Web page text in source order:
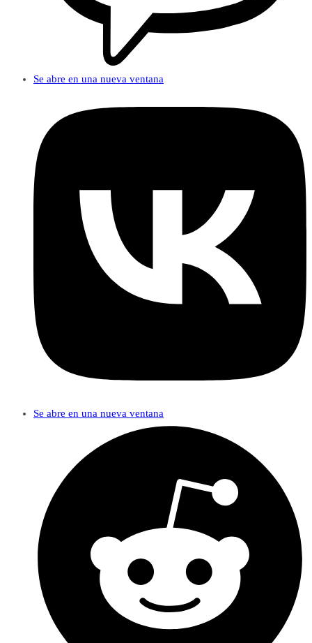
Se abre en una nueva ventana
Se abre en una nueva ventana